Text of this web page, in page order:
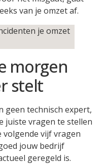
van je omzet af.
morgen
stelt
geen technisch expert,
juiste vragen te stellen
vijf vragen
jouw bedrijf
geregeld is.